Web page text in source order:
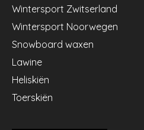
Wintersport Zwitserland
Wintersport Noorwegen
Snowboard waxen
Lawine
Heliskiën
Toerskiën